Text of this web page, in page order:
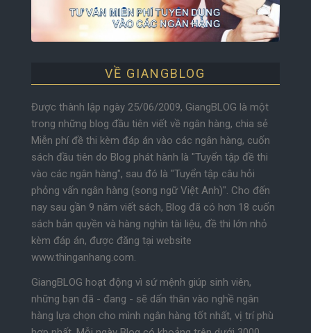
VỀ GIANGBLOG
Được thành lập ngày 25/06/2009, GiangBLOG là một
trong những blog đầu tiên viết về ngân hàng, chia sẻ
Miễn phí đề thi kèm đáp án vào các ngân hàng, cuốn
sách đầu tiên do Blog phát hành là "Tuyển tập đề thi
vào các ngân hàng", sau đó là "Tuyển tập câu hỏi
phỏng vấn ngân hàng (song ngữ Việt Anh)". Cho đến
nay sau gần 9 năm viết sách, Blog đã có hơn 18 cuốn
sách bản quyền và hàng nghìn tài liệu, đề thi lớn nhỏ
kèm đáp án, được đăng tại website
www.thinganhang.com.
GiangBLOG hoạt động vì sứ mệnh giúp sinh viên,
những bạn đã - đang - sẽ dấn thân vào nghề ngân
hàng lựa chọn cho mình ngân hàng tốt nhất, vị trí phù